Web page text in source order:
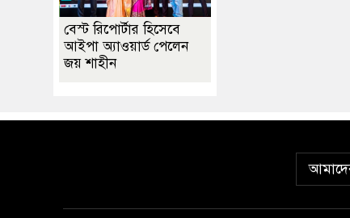
বেস্ট রিপোর্টার হিসেবে
আইপা অ্যাওয়ার্ড পেলেন
জয় শাহীন